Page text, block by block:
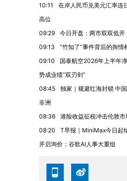
10:11
在岸人民币兑美元汇率连
高位
09:29
今日开盘：两市双双低
09:13
“竹知了”事件背后的舆情
09:10
国泰航空2026年上半年
势成业绩“双刃剑”
08:45
独家｜规避红海封锁 中
非洲
08:36
港险收益征税冲击伦敦
08:20
T早报｜MiniMax今日起
开启询价；谷歌AI人事大重组